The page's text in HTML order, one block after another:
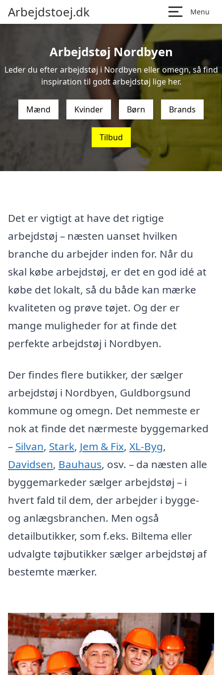
Arbejdstoej.dk Menu
Arbejdstøj Nordbyen
Leder du efter arbejdstøj i Nordbyen eller omegn, så find
inspiration til godt arbejdstøj lige her.
Mænd Kvinder Børn Brands
Tilbud
Det er vigtigt at have det rigtige
arbejdstøj – næsten uanset hvilken
branche du arbejder inden for. Når du
skal købe arbejdstøj, er det en god idé at
købe det lokalt, så du både kan mærke
kvaliteten og prøve tøjet. Og der er
mange muligheder for at finde det
perfekte arbejdstøj i Nordbyen.
Der findes flere butikker, der sælger
arbejdstøj i Nordbyen, Guldborgsund
kommune og omegn. Det nemmeste er
nok at finde det nærmeste byggemarked
– Silvan, Stark, Jem & Fix, XL-Byg,
Davidsen, Bauhaus, osv. – da næsten alle
byggemarkeder sælger arbejdstøj – i
hvert fald til dem, der arbejder i bygge-
og anlægsbranchen. Men også
detailbutikker, som f.eks. Biltema eller
udvalgte tøjbutikker sælger arbejdstøj af
bestemte mærker.